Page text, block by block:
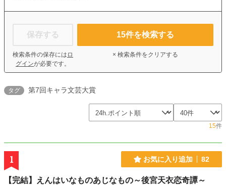
保存する
検索条件の保存には ロ
グインが必要です。
15件を検索する
× 検索条件をクリアする
タグ 第7回キャラ文芸大賞
15件
1 お気に入り追加 82
【完結】えんはいなものあじなもの～後宮天衣恋奇譚～